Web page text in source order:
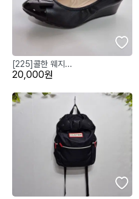
[225]콜한 웨지...
20,000원